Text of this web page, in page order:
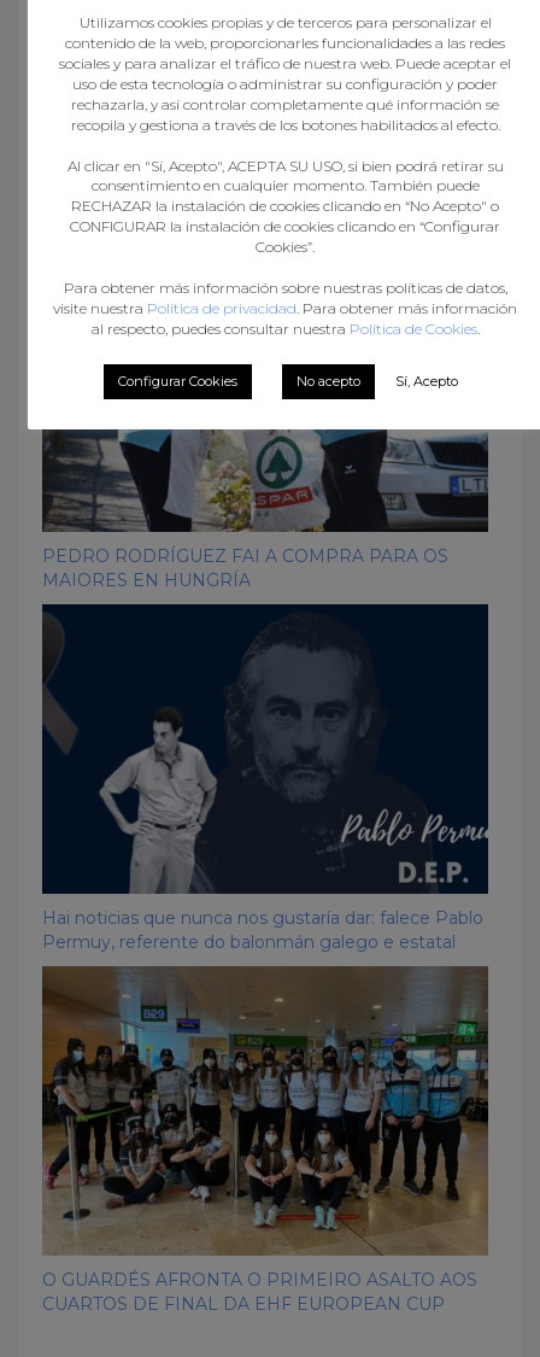
What you can read next
PEDRO RODRÍGUEZ FAI A COMPRA PARA OS
MAIORES EN HUNGRÍA
Hai noticias que nunca nos gustaría dar: falece Pablo
Permuy, referente do balonmán galego e estatal
O GUARDÉS AFRONTA O PRIMEIRO ASALTO AOS
CUARTOS DE FINAL DA EHF EUROPEAN CUP
Utilizamos cookies propias y de terceros para personalizar el
contenido de la web, proporcionarles funcionalidades a las redes
sociales y para analizar el tráfico de nuestra web. Puede aceptar el
uso de esta tecnología o administrar su configuración y poder
rechazarla, y así controlar completamente qué información se
recopila y gestiona a través de los botones habilitados al efecto.
Al clicar en "Sí, Acepto", ACEPTA SU USO, si bien podrá retirar su
consentimiento en cualquier momento. También puede
RECHAZAR la instalación de cookies clicando en “No Acepto" o
CONFIGURAR la instalación de cookies clicando en “Configurar
Cookies”.
Para obtener más información sobre nuestras políticas de datos,
visite nuestra Política de privacidad . Para obtener más información
al respecto, puedes consultar nuestra Política de Cookies.
Configurar Cookies No acepto Sí, Acepto